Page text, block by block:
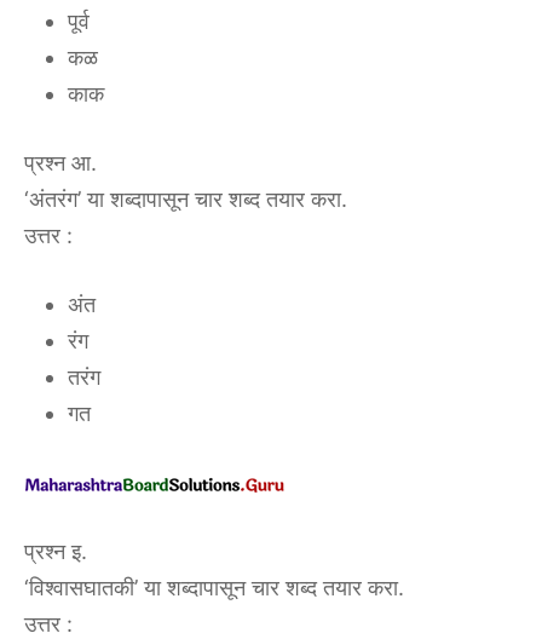
पूर्व
कळ
काक
प्रश्न आ.
‘अंतरंग’ या शब्दापासून चार शब्द तयार करा.
उत्तर :
अंत
रंग
तरंग
गत
प्रश्न इ.
‘विश्वासघातकी’ या शब्दापासून चार शब्द तयार करा.
उत्तर :